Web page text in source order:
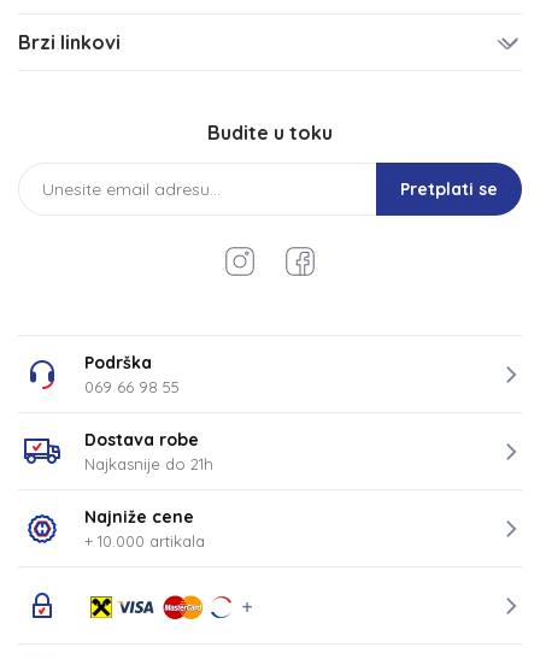
Brzi linkovi
Budite u toku
Pretplati se
Podrška
069 66 98 55
Dostava robe
Najkasnije do 21h
Najniže cene
+ 10.000 artikala